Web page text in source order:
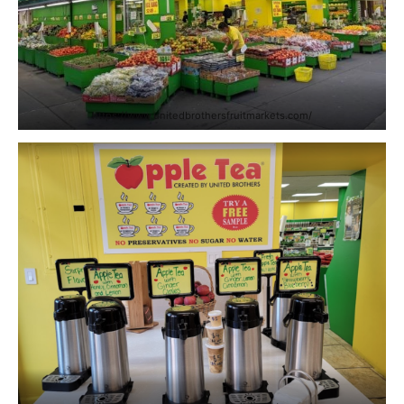
https://www.unitedbrothersfruitmarkets.com/